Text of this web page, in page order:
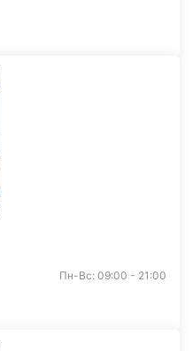
Пн-Вс: 09:00 - 21:00